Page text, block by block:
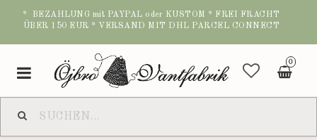
* BEZAHLUNG mit PAYPAL oder KUSTOM * FREI FRACHT
ÜBER 150 EUR * VERSAND MIT DHL PARCEL CONNECT
0
Toggle
navigation